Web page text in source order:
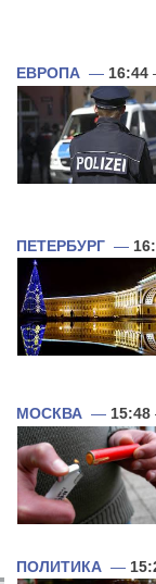
ЕВРОПА — 16:44
ПЕТЕРБУРГ —
МОСКВА — 15:48
ПОЛИТИКА —